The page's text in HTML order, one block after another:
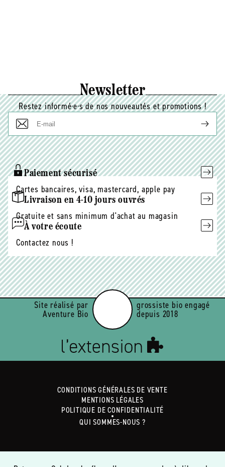
Newsletter
Restez informé·e·s de nos nouveautés et promotions !
E-
mail
Paiement sécurisé
Cartes bancaires, visa, mastercard, apple pay
Livraison en 4-10 jours ouvrés
Gratuite et sans minimum d'achat au magasin
À votre écoute
Contactez nous !
Site réalisé par
Aventure Bio
grossiste bio engagé
depuis 2018
CONDITIONS GÉNÉRALES DE VENTE
MENTIONS LÉGALES
POLITIQUE DE CONFIDENTIALITÉ
QUI SOMMES-NOUS ?